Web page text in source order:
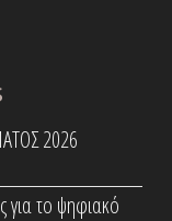
2026
για το ψηφιακό